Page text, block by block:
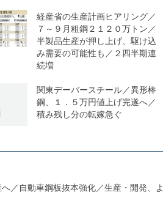
経産省の生産計画ヒアリング／
７～９月粗鋼２１２０万トン／
半製品生産が押し上げ、駆け込
み需要の可能性も／２四半期連
続増
関東デーバースチール／異形棒
鋼、１．５万円値上げ完遂へ／
積み残し分の転嫁急ぐ
／自動車鋼板抜本強化／生産・開発、よ